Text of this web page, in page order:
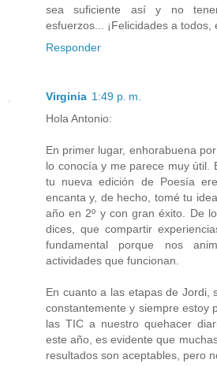
sea suficiente así y no
esfuerzos... ¡Felicidades a todos,
Responder
Virginia 1:49 p. m.
Hola Antonio:
En primer lugar, enhorabuena
lo conocía y me parece muy útil.
tu nueva edición de Poesía
encanta y, de hecho, tomé tu
año en 2º y con gran éxito. De
dices, que compartir
fundamental porque nos
actividades que funcionan.
En cuanto a las etapas de Jordi,
constantemente y siempre estoy
las TIC a nuestro quehacer
este año, es evidente que
resultados son aceptables, pero